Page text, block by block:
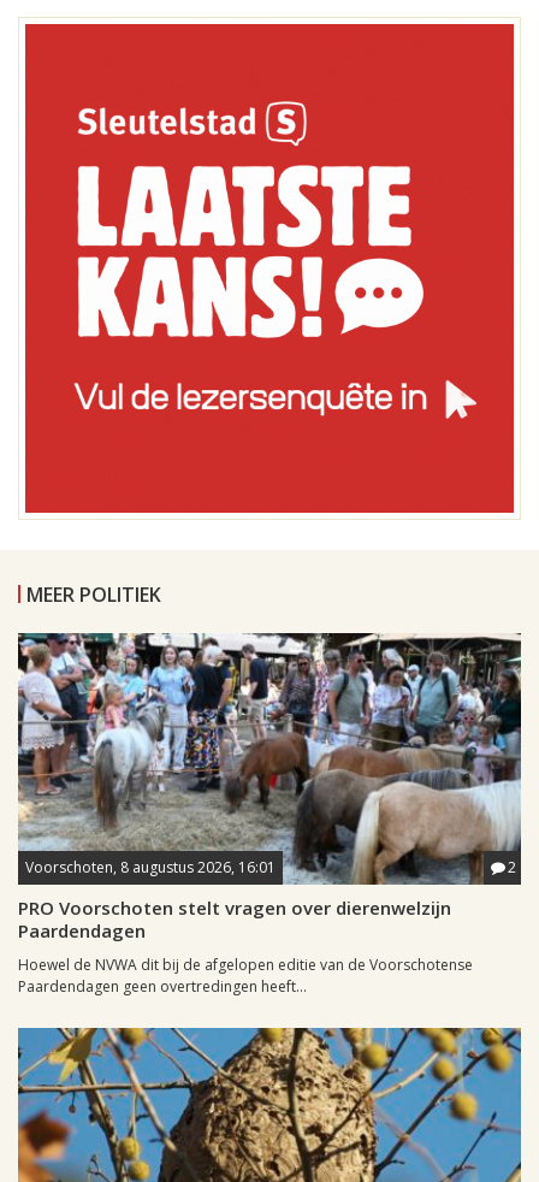
MEER POLITIEK
Voorschoten, 8 augustus 2026, 16:01 2
PRO Voorschoten stelt vragen over dierenwelzijn
Paardendagen
Hoewel de NVWA dit bij de afgelopen editie van de Voorschotense
Paardendagen geen overtredingen heeft...